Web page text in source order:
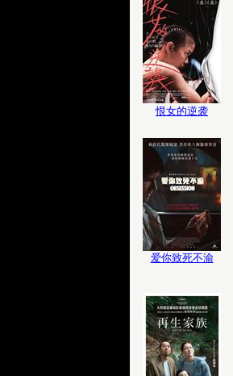
恨女的逆袭
爱你致死不渝